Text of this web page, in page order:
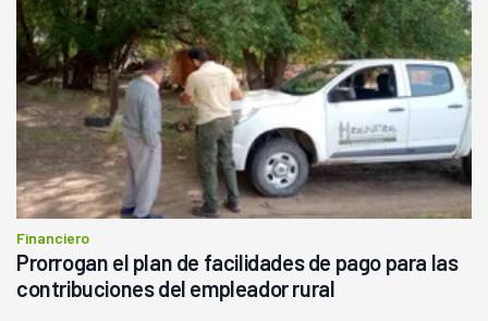
Financiero
Prorrogan el plan de facilidades de pago para las
contribuciones del empleador rural